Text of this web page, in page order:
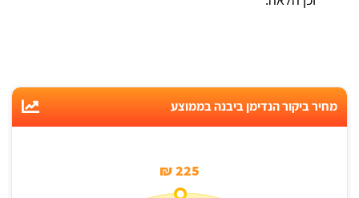
מחיר ביקור הנדימן ביבנה בממוצע
225 ₪